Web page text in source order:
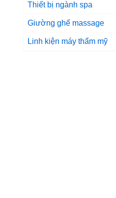
Thiết bị ngành spa
Giường ghế massage
Linh kiện máy thẩm mỹ